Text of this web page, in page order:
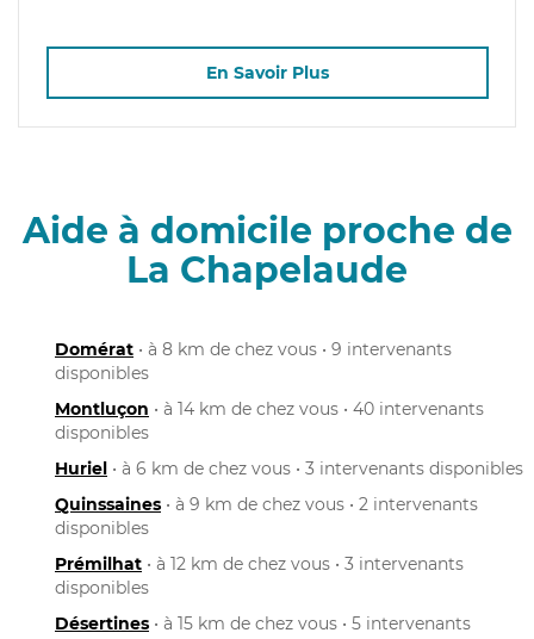
En Savoir Plus
Aide à domicile proche de
La Chapelaude
Domérat • à 8 km de chez vous • 9 intervenants
disponibles
Montluçon • à 14 km de chez vous • 40 intervenants
disponibles
Huriel • à 6 km de chez vous • 3 intervenants disponibles
Quinssaines • à 9 km de chez vous • 2 intervenants
disponibles
Prémilhat • à 12 km de chez vous • 3 intervenants
disponibles
Désertines • à 15 km de chez vous • 5 intervenants